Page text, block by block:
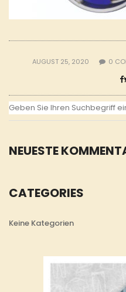
NEUESTE
CATEGORIES
Keine Kategorien
AUGUST 25, 2020 0